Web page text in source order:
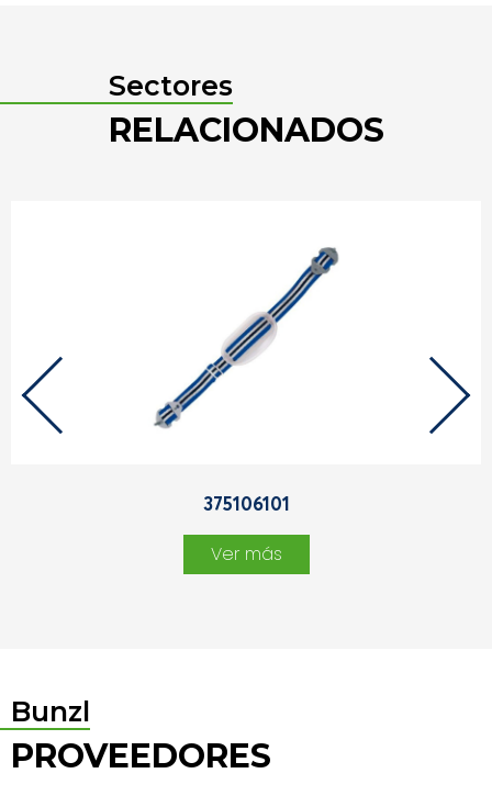
Sectores
RELACIONADOS
375106101
Ver más
Bunzl
PROVEEDORES